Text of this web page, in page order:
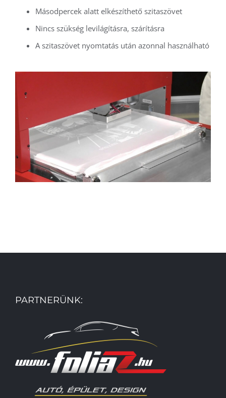
Másodpercek alatt elkészíthető szitaszövet
Nincs szükség levilágításra, szárításra
A szitaszövet nyomtatás után azonnal használható
PARTNERÜNK: